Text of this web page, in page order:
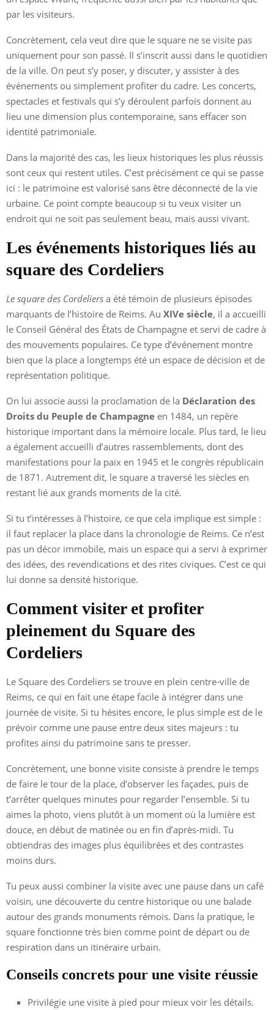
par les visiteurs.
Concrètement, cela veut dire que le square ne se visite pas
uniquement pour son passé. Il s’inscrit aussi dans le quotidien
de la ville. On peut s’y poser, y discuter, y assister à des
événements ou simplement profiter du cadre. Les concerts,
spectacles et festivals qui s’y déroulent parfois donnent au
lieu une dimension plus contemporaine, sans effacer son
identité patrimoniale.
Dans la majorité des cas, les lieux historiques les plus réussis
sont ceux qui restent utiles. C’est précisément ce qui se passe
ici : le patrimoine est valorisé sans être déconnecté de la vie
urbaine. Ce point compte beaucoup si tu veux visiter un
endroit qui ne soit pas seulement beau, mais aussi vivant.
Les événements historiques liés au
square des Cordeliers
Le square des Cordeliers a été témoin de plusieurs épisodes
marquants de l’histoire de Reims. Au XIVe siècle, il a accueilli
le Conseil Général des États de Champagne et servi de cadre à
des mouvements populaires. Ce type d’événement montre
bien que la place a longtemps été un espace de décision et de
représentation politique.
On lui associe aussi la proclamation de la Déclaration des
Droits du Peuple de Champagne en 1484, un repère
historique important dans la mémoire locale. Plus tard, le lieu
a également accueilli d’autres rassemblements, dont des
manifestations pour la paix en 1945 et le congrès républicain
de 1871. Autrement dit, le square a traversé les siècles en
restant lié aux grands moments de la cité.
Si tu t’intéresses à l’histoire, ce que cela implique est simple :
il faut replacer la place dans la chronologie de Reims. Ce n’est
pas un décor immobile, mais un espace qui a servi à exprimer
des idées, des revendications et des rites civiques. C’est ce qui
lui donne sa densité historique.
Comment visiter et profiter
pleinement du Square des
Cordeliers
Le Square des Cordeliers se trouve en plein centre-ville de
Reims, ce qui en fait une étape facile à intégrer dans une
journée de visite. Si tu hésites encore, le plus simple est de le
prévoir comme une pause entre deux sites majeurs : tu
profites ainsi du patrimoine sans te presser.
Concrètement, une bonne visite consiste à prendre le temps
de faire le tour de la place, d’observer les façades, puis de
t’arrêter quelques minutes pour regarder l’ensemble. Si tu
aimes la photo, viens plutôt à un moment où la lumière est
douce, en début de matinée ou en fin d’après-midi. Tu
obtiendras des images plus équilibrées et des contrastes
moins durs.
Tu peux aussi combiner la visite avec une pause dans un café
voisin, une découverte du centre historique ou une balade
autour des grands monuments rémois. Dans la pratique, le
square fonctionne très bien comme point de départ ou de
respiration dans un itinéraire urbain.
Conseils concrets pour une visite réussie
Privilégie une visite à pied pour mieux voir les détails.